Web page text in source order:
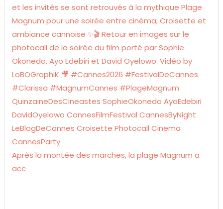
Après la montée des marches, la plage Magnum a
acc